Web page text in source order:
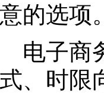
的选项
子商务
、时限